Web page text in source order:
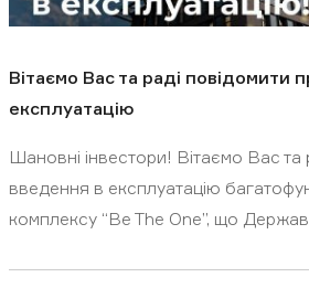
Вітаємо Вас та раді повідомити
експлуатацію
Шановні інвестори! Вітаємо Вас та
введення в експлуатацію
комплексу “Be The One”, що